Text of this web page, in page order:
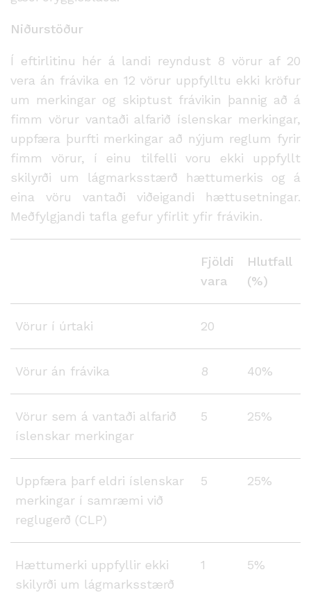
Niðurstöður
Í eftirlitinu hér á landi reyndust 8 vörur af 20
vera án frávika en 12 vörur uppfylltu ekki kröfur
um merkingar og skiptust frávikin þannig að á
fimm vörur vantaði alfarið íslenskar merkingar,
uppfæra þurfti merkingar að nýjum reglum fyrir
fimm vörur, í einu tilfelli voru ekki uppfyllt
skilyrði um lágmarksstærð hættumerkis og á
eina vöru vantaði viðeigandi hættusetningar.
Meðfylgjandi tafla gefur yfirlit yfir frávikin.
Fjöldi
vara
Hlutfall
(%)
Vörur í úrtaki 20
Vörur án frávika 8 40%
Vörur sem á vantaði alfarið
íslenskar merkingar
5 25%
Uppfæra þarf eldri íslenskar
merkingar í samræmi við
reglugerð (CLP)
5 25%
Hættumerki uppfyllir ekki
skilyrði um lágmarksstærð
1 5%